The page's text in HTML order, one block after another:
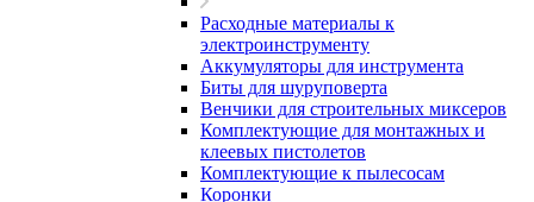
Расходные материалы к
электроинструменту
Аккумуляторы для инструмента
Биты для шуруповерта
Венчики для строительных миксеров
Комплектующие для монтажных и
клеевых пистолетов
Комплектующие к пылесосам
Коронки